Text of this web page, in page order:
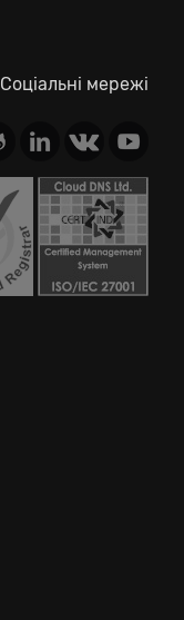
Соціальні мережі